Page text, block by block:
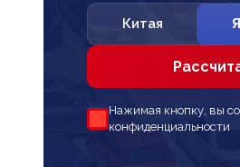
Китая
Нажимая кнопку, вы
конфиденциальности